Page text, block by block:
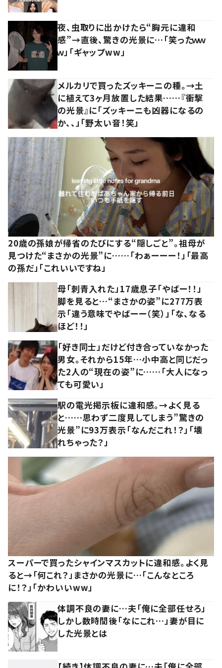
夜、虫取りに出かけたら“胸元に違和
感”→直後、驚きの光景に…「笑ったｗｗ
ｗ」「ギャップww」
メルカリで買ったズッキーニの種。→土
に植えて3ヶ月放置した結果……『衝撃
の光景』に「ズッキーニも凶器になるの
か、、」「野太い音！笑」
20歳の孫娘が帰省のたびにする“隠しごと”。祖母が
見つけた“まさかの光景”に……「わぁーーー！」「最高
の孫だ」「これいいですね」
母「刺青入れた」17歳息子「やばー！！」
脚を見ると…“まさかの姿”に277万表
示「違う意味でやばーー（笑）」「な、なる
ほど！！」
「好き同士」だけど付き合っていなかった
男女。それから15年…小中高と同じだっ
た2人の“現在の姿”に……「大人になっ
ても可愛い」
駅の電光掲示板に違和感。→よく見る
と……思わず二度見してしまう”驚きの
光景”に93万表示「なんだこれ！？」「壊
れちゃった？」
スーパーで買ったシャインマスカットに違和感。よく見
ると→「何これ？」まさかの光景に…「こんなところ
に！？」「かわいいww」
体調不良の妻に…夫「俺に全部任せろ」
しかし数時間後「なにこれ…」妻が目に
した光景とは